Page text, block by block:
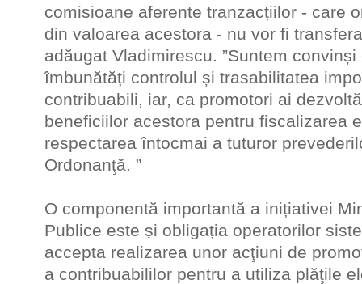
comisioane aferente tranzacțiilor - care
din valoarea acestora - nu vor fi
adăugat Vladimirescu. ”Suntem
îmbunătăți controlul și trasabilitatea
contribuabili, iar, ca promotori ai
beneficiilor acestora pentru fiscalizarea
respectarea întocmai a tuturor
Ordonanţă. ”
O componentă importantă a inițiativei
Publice este și obligația operatorilor
accepta realizarea unor acţiuni de
a contribuabililor pentru a utiliza plăţile